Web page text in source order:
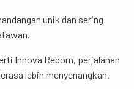
unik dan sering
Innova Reborn, perjalanan
lebih menyenangkan.